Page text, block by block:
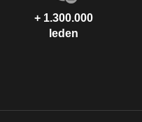
+ 1.300.000
leden